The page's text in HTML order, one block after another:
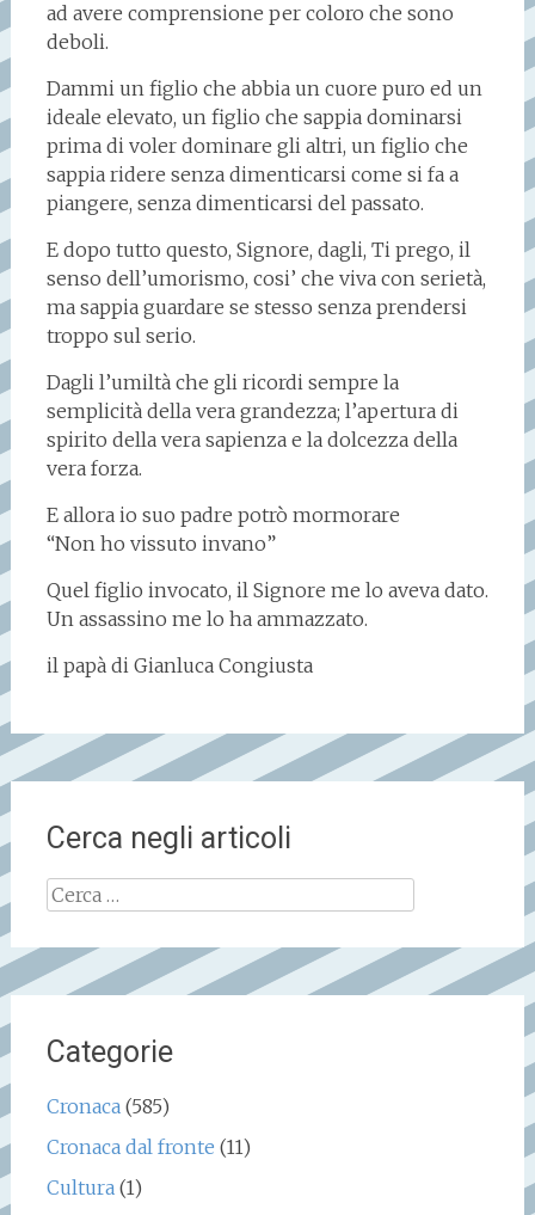
ad avere comprensione per coloro che sono
deboli.
Dammi un figlio che abbia un cuore puro ed un
ideale elevato, un figlio che sappia dominarsi
prima di voler dominare gli altri, un figlio che
sappia ridere senza dimenticarsi come si fa a
piangere, senza dimenticarsi del passato.
E dopo tutto questo, Signore, dagli, Ti prego, il
senso dell’umorismo, cosi’ che viva con serietà,
ma sappia guardare se stesso senza prendersi
troppo sul serio.
Dagli l’umiltà che gli ricordi sempre la
semplicità della vera grandezza; l’apertura di
spirito della vera sapienza e la dolcezza della
vera forza.
E allora io suo padre potrò mormorare
“Non ho vissuto invano”
Quel figlio invocato, il Signore me lo aveva dato.
Un assassino me lo ha ammazzato.
il papà di Gianluca Congiusta
Cerca negli articoli
Ricerca
Categorie
Cronaca(585)
Cronaca dal fronte (11)
Cultura(1)